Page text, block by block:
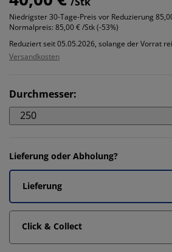
Niedrigster 30-Tage-Preis vor Reduzierung
Normalpreis: 85,00 € /Stk (-53%)
Reduziert seit 05.05.2026, solange der Vorrat
Versandkosten
Durchmesser:
250
Lieferung oder Abholung?
Lieferung
Click & Collect